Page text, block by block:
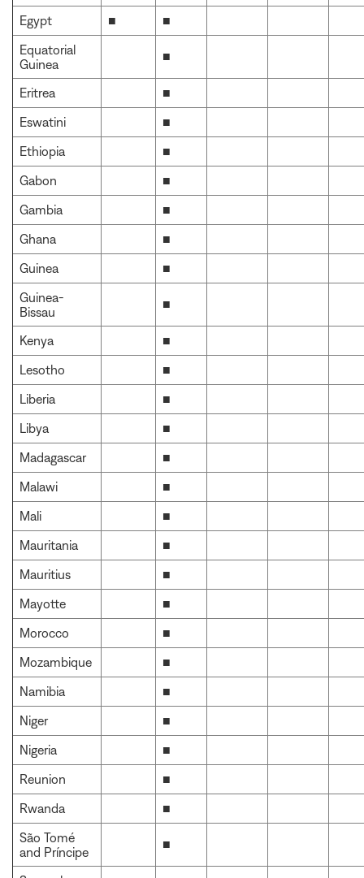
Egypt
■
■
Equatorial
Guinea
■
Eritrea
■
Eswatini
■
Ethiopia
■
Gabon
■
Gambia
■
Ghana
■
Guinea
■
Guinea-
Bissau
■
Kenya
■
Lesotho
■
Liberia
■
Libya
■
Madagascar
■
Malawi
■
Mali
■
Mauritania
■
Mauritius
■
Mayotte
■
Morocco
■
Mozambique
■
Namibia
■
Niger
■
Nigeria
■
Reunion
■
Rwanda
■
São Tomé
and Príncipe
■